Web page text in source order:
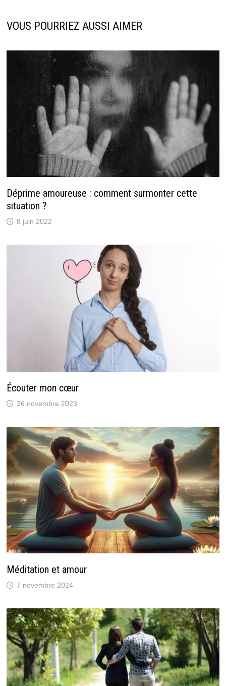
VOUS POURRIEZ AUSSI AIMER
Déprime amoureuse : comment surmonter cette
situation ?
8 juin 2022
Écouter mon cœur
26 novembre 2023
Méditation et amour
7 novembre 2024